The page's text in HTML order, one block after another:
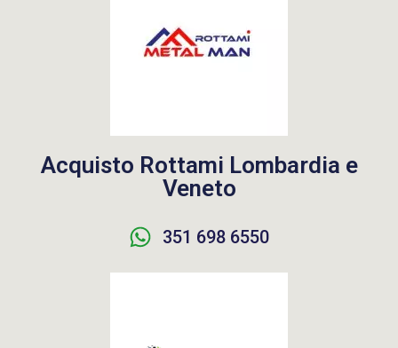
Acquisto Rottami Lombardia e
Veneto
351 698 6550